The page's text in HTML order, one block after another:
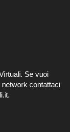
Se vuoi
network contattaci